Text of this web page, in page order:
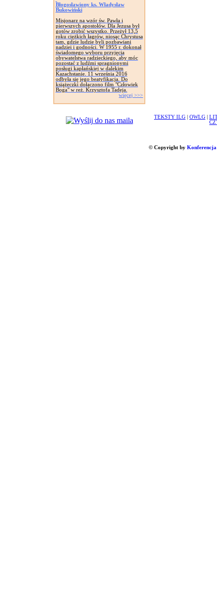
Błogosławiony ks. Władysław
Bukowiński
Misjonarz na wzór św. Pawła i
pierwszych apostołów. Dla Jezusa był
gotów zrobić wszystko. Przeżył 13,5
roku ciężkich łagrów, niosąc Chrystusa
tam, gdzie ludzie byli pozbawiani
nadziei i godności. W 1955 r. dokonał
świadomego wyboru przyjęcia
obywatelstwa radzieckiego, aby móc
pozostać z ludźmi spragnionymi
posługi kapłańskiej w dalekim
Kazachstanie. 11 września 2016
odbyła się jego beatyfikacja. Do
książeczki dołączono film "Człowiek
Boga" w reż. Krzysztofa Tadeja.
więcej >>>
TEKSTY ILG OWLG
© Copyright by Konferencja